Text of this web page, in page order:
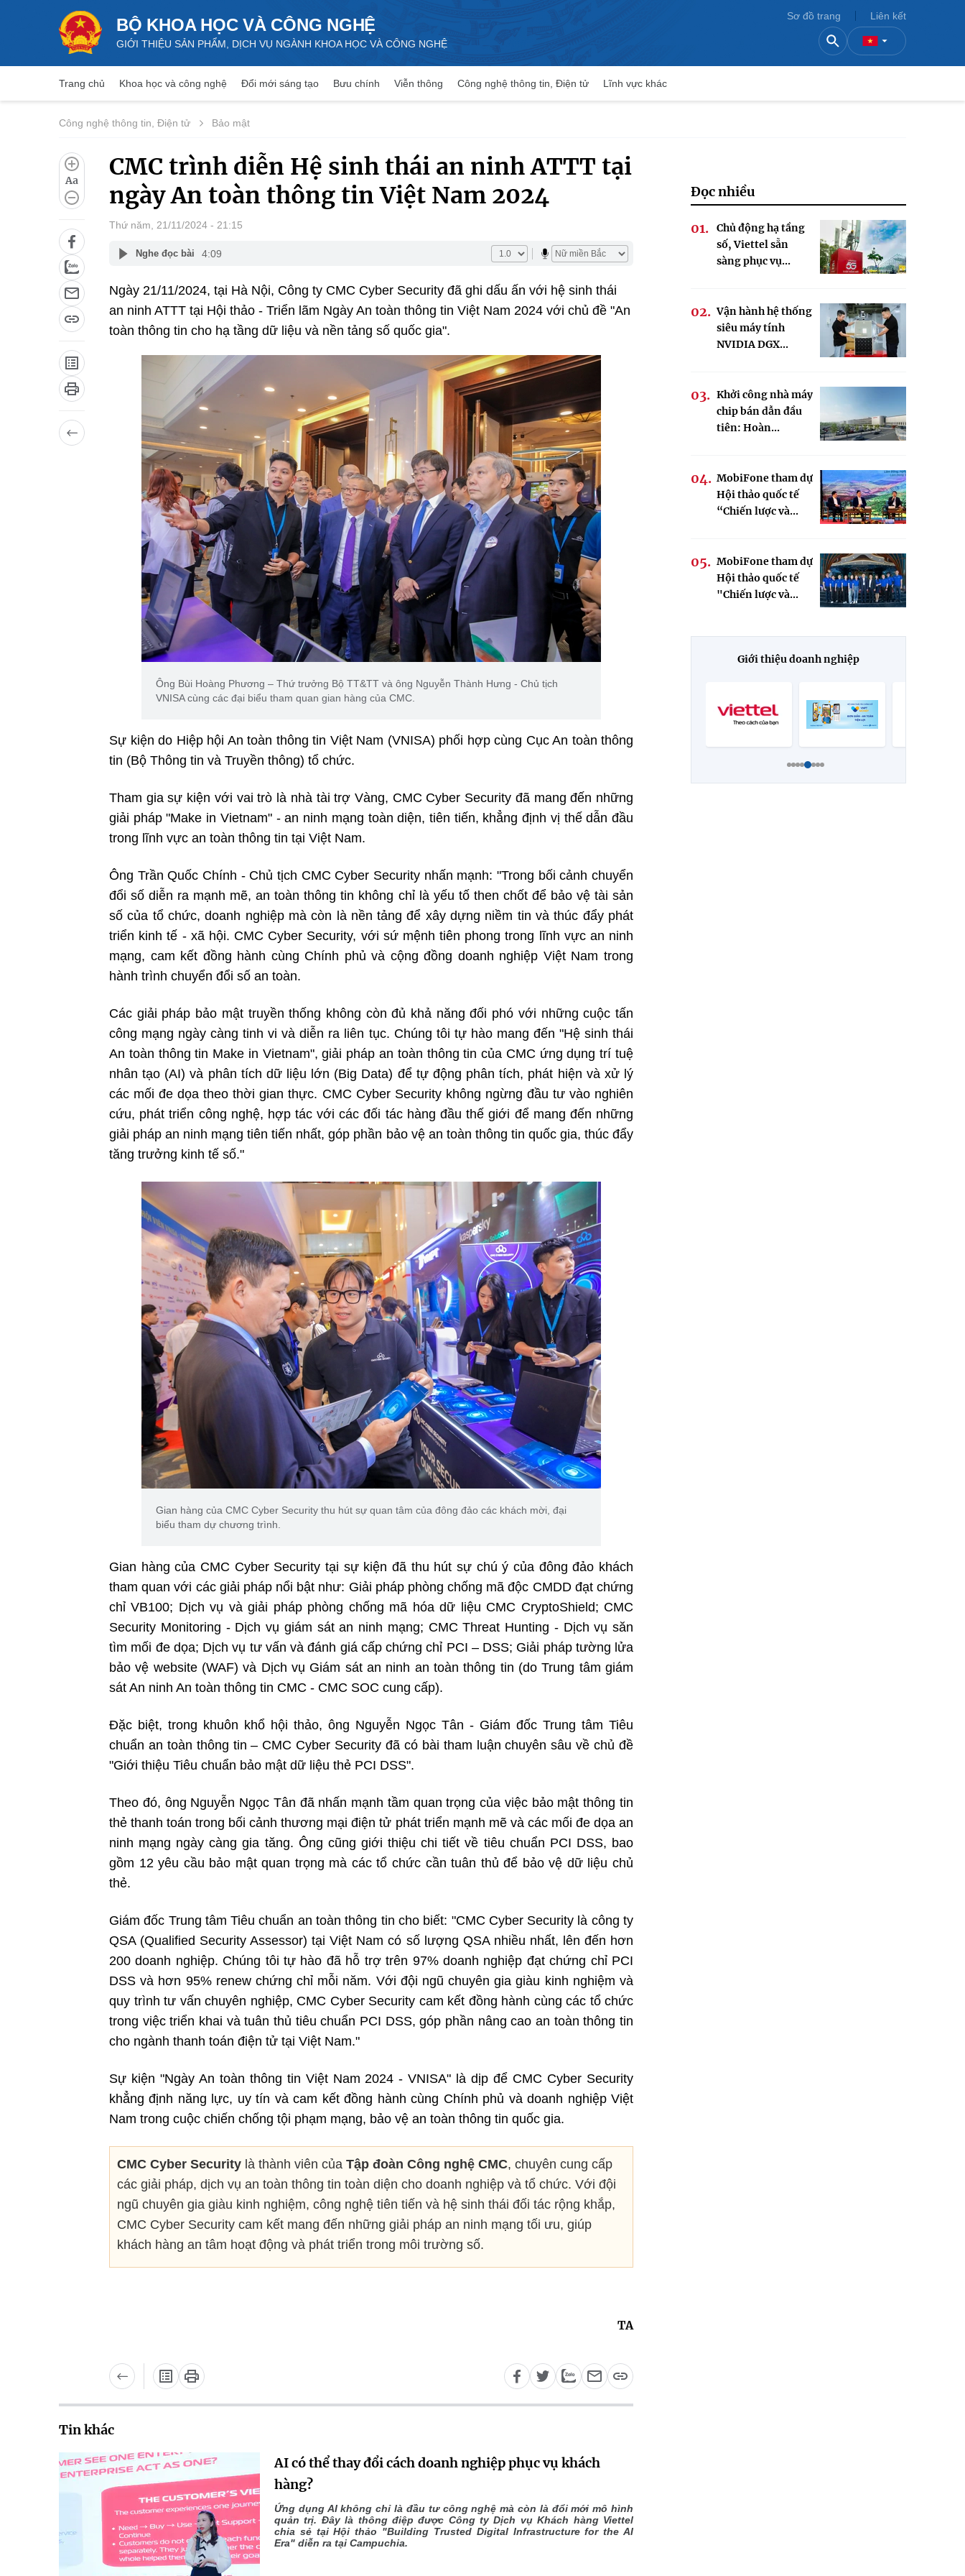
BỘ KHOA HỌC VÀ CÔNG NGHỆ
GIỚI THIỆU SẢN PHẨM, DỊCH VỤ NGÀNH KHOA HỌC VÀ CÔNG NGHỆ
Sơ đồ trang Liên kết
Trang chủ Khoa học và công nghệ Đổi mới sáng tạo Bưu chính Viễn thông Công nghệ thông tin, Điện tử Lĩnh vực khác
Công nghệ thông tin, Điện tử Bảo mật
Aa
CMC trình diễn Hệ sinh thái an ninh ATTT tại
ngày An toàn thông tin Việt Nam 2024
Thứ năm, 21/11/2024 - 21:15
Nghe đọc bài 4:09
Ngày 21/11/2024, tại Hà Nội, Công ty CMC Cyber Security đã ghi dấu ấn với hệ sinh thái
an ninh ATTT tại Hội thảo - Triển lãm Ngày An toàn thông tin Việt Nam 2024 với chủ đề "An
toàn thông tin cho hạ tầng dữ liệu và nền tảng số quốc gia".
Ông Bùi Hoàng Phương – Thứ trưởng Bộ TT&TT và ông Nguyễn Thành Hưng - Chủ tịch
VNISA cùng các đại biểu tham quan gian hàng của CMC.
Sự kiện do Hiệp hội An toàn thông tin Việt Nam (VNISA) phối hợp cùng Cục An toàn thông
tin (Bộ Thông tin và Truyền thông) tổ chức.
Tham gia sự kiện với vai trò là nhà tài trợ Vàng, CMC Cyber Security đã mang đến những
giải pháp "Make in Vietnam" - an ninh mạng toàn diện, tiên tiến, khẳng định vị thế dẫn đầu
trong lĩnh vực an toàn thông tin tại Việt Nam.
Ông Trần Quốc Chính - Chủ tịch CMC Cyber Security nhấn mạnh: "Trong bối cảnh chuyển
đổi số diễn ra mạnh mẽ, an toàn thông tin không chỉ là yếu tố then chốt để bảo vệ tài sản
số của tổ chức, doanh nghiệp mà còn là nền tảng để xây dựng niềm tin và thúc đẩy phát
triển kinh tế - xã hội. CMC Cyber Security, với sứ mệnh tiên phong trong lĩnh vực an ninh
mạng, cam kết đồng hành cùng Chính phủ và cộng đồng doanh nghiệp Việt Nam trong
hành trình chuyển đổi số an toàn.
Các giải pháp bảo mật truyền thống không còn đủ khả năng đối phó với những cuộc tấn
công mạng ngày càng tinh vi và diễn ra liên tục. Chúng tôi tự hào mang đến "Hệ sinh thái
An toàn thông tin Make in Vietnam", giải pháp an toàn thông tin của CMC ứng dụng trí tuệ
nhân tạo (AI) và phân tích dữ liệu lớn (Big Data) để tự động phân tích, phát hiện và xử lý
các mối đe dọa theo thời gian thực. CMC Cyber Security không ngừng đầu tư vào nghiên
cứu, phát triển công nghệ, hợp tác với các đối tác hàng đầu thế giới để mang đến những
giải pháp an ninh mạng tiên tiến nhất, góp phần bảo vệ an toàn thông tin quốc gia, thúc đẩy
tăng trưởng kinh tế số."
Gian hàng của CMC Cyber Security thu hút sự quan tâm của đông đảo các khách mời, đại
biểu tham dự chương trình.
Gian hàng của CMC Cyber Security tại sự kiện đã thu hút sự chú ý của đông đảo khách
tham quan với các giải pháp nổi bật như: Giải pháp phòng chống mã độc CMDD đạt chứng
chỉ VB100; Dịch vụ và giải pháp phòng chống mã hóa dữ liệu CMC CryptoShield; CMC
Security Monitoring - Dịch vụ giám sát an ninh mạng; CMC Threat Hunting - Dịch vụ săn
tìm mối đe dọa; Dịch vụ tư vấn và đánh giá cấp chứng chỉ PCI – DSS; Giải pháp tường lửa
bảo vệ website (WAF) và Dịch vụ Giám sát an ninh an toàn thông tin (do Trung tâm giám
sát An ninh An toàn thông tin CMC - CMC SOC cung cấp).
Đặc biệt, trong khuôn khổ hội thảo, ông Nguyễn Ngọc Tân - Giám đốc Trung tâm Tiêu
chuẩn an toàn thông tin – CMC Cyber Security đã có bài tham luận chuyên sâu về chủ đề
"Giới thiệu Tiêu chuẩn bảo mật dữ liệu thẻ PCI DSS".
Theo đó, ông Nguyễn Ngọc Tân đã nhấn mạnh tầm quan trọng của việc bảo mật thông tin
thẻ thanh toán trong bối cảnh thương mại điện tử phát triển mạnh mẽ và các mối đe dọa an
ninh mạng ngày càng gia tăng. Ông cũng giới thiệu chi tiết về tiêu chuẩn PCI DSS, bao
gồm 12 yêu cầu bảo mật quan trọng mà các tổ chức cần tuân thủ để bảo vệ dữ liệu chủ
thẻ.
Giám đốc Trung tâm Tiêu chuẩn an toàn thông tin cho biết: "CMC Cyber Security là công ty
QSA (Qualified Security Assessor) tại Việt Nam có số lượng QSA nhiều nhất, lên đến hơn
200 doanh nghiệp. Chúng tôi tự hào đã hỗ trợ trên 97% doanh nghiệp đạt chứng chỉ PCI
DSS và hơn 95% renew chứng chỉ mỗi năm. Với đội ngũ chuyên gia giàu kinh nghiệm và
quy trình tư vấn chuyên nghiệp, CMC Cyber Security cam kết đồng hành cùng các tổ chức
trong việc triển khai và tuân thủ tiêu chuẩn PCI DSS, góp phần nâng cao an toàn thông tin
cho ngành thanh toán điện tử tại Việt Nam."
Sự kiện "Ngày An toàn thông tin Việt Nam 2024 - VNISA" là dịp để CMC Cyber Security
khẳng định năng lực, uy tín và cam kết đồng hành cùng Chính phủ và doanh nghiệp Việt
Nam trong cuộc chiến chống tội phạm mạng, bảo vệ an toàn thông tin quốc gia.
CMC Cyber Security là thành viên của Tập đoàn Công nghệ CMC, chuyên cung cấp
các giải pháp, dịch vụ an toàn thông tin toàn diện cho doanh nghiệp và tổ chức. Với đội
ngũ chuyên gia giàu kinh nghiệm, công nghệ tiên tiến và hệ sinh thái đối tác rộng khắp,
CMC Cyber Security cam kết mang đến những giải pháp an ninh mạng tối ưu, giúp
khách hàng an tâm hoạt động và phát triển trong môi trường số.
TA
Tin khác
AI có thể thay đổi cách doanh nghiệp phục vụ khách
hàng?
Ứng dụng AI không chỉ là đầu tư công nghệ mà còn là đổi mới mô hình
quản trị. Đây là thông điệp được Công ty Dịch vụ Khách hàng Viettel
chia sẻ tại Hội thảo "Building Trusted Digital Infrastructure for the AI
Era" diễn ra tại Campuchia.
Đọc nhiều
Chủ động hạ tầng
số, Viettel sẵn
sàng phục vụ...
Vận hành hệ thống
siêu máy tính
NVIDIA DGX...
Khởi công nhà máy
chip bán dẫn đầu
tiên: Hoàn...
MobiFone tham dự
Hội thảo quốc tế
“Chiến lược và...
MobiFone tham dự
Hội thảo quốc tế
"Chiến lược và...
Giới thiệu doanh nghiệp